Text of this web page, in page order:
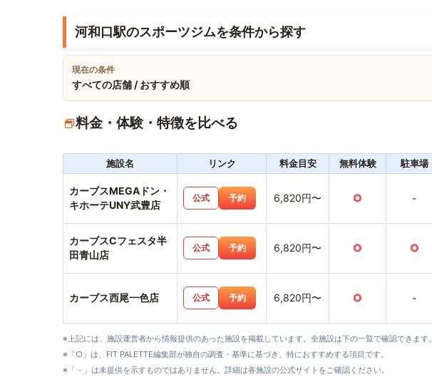
河和口駅のスポーツジムを条件から探す
現在の条件
すべての店舗 / おすすめ順
料金・体験・特徴を比べる
施設名 リンク 料金目安 無料体験 駐車場
カーブスMEGAドン・
キホーテUNY武豊店
公式 予約 6,820円〜 ○ -
カーブスCフェスタ半
田青山店
公式 予約 6,820円〜 ○ ○
カーブス西尾一色店 公式 予約 6,820円〜 ○ -
※上記には、施設運営者から情報提供のあった施設を掲載しています。全施設は下の一覧で確認できます。
※「○」は、FIT PALETTE編集部が独自の調査・基準に基づき、特におすすめする項目です。
※「－」は未提供を示すものではありません。詳細は各施設の公式サイトをご確認ください。